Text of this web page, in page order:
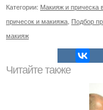
Категории: Макияж и прическа
причесок и макияжа Подбор
макияж
Читайте также